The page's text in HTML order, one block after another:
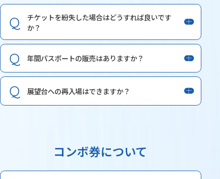
チケットを紛失した場合はどうすれば良いです
か？
年間パスポートの販売はありますか？
展望台への再入場はできますか？
コンボ券について